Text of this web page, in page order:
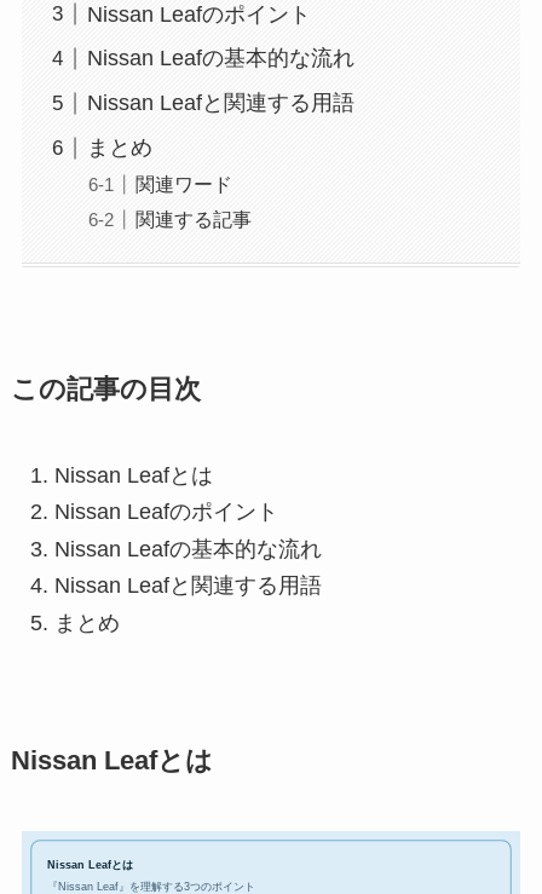
Nissan Leafのポイント
Nissan Leafの基本的な流れ
Nissan Leafと関連する用語
まとめ
関連ワード
関連する記事
この記事の目次
Nissan Leafとは
Nissan Leafのポイント
Nissan Leafの基本的な流れ
Nissan Leafと関連する用語
まとめ
Nissan Leafとは
Nissan Leafとは
『Nissan Leaf』を理解する3つのポイント